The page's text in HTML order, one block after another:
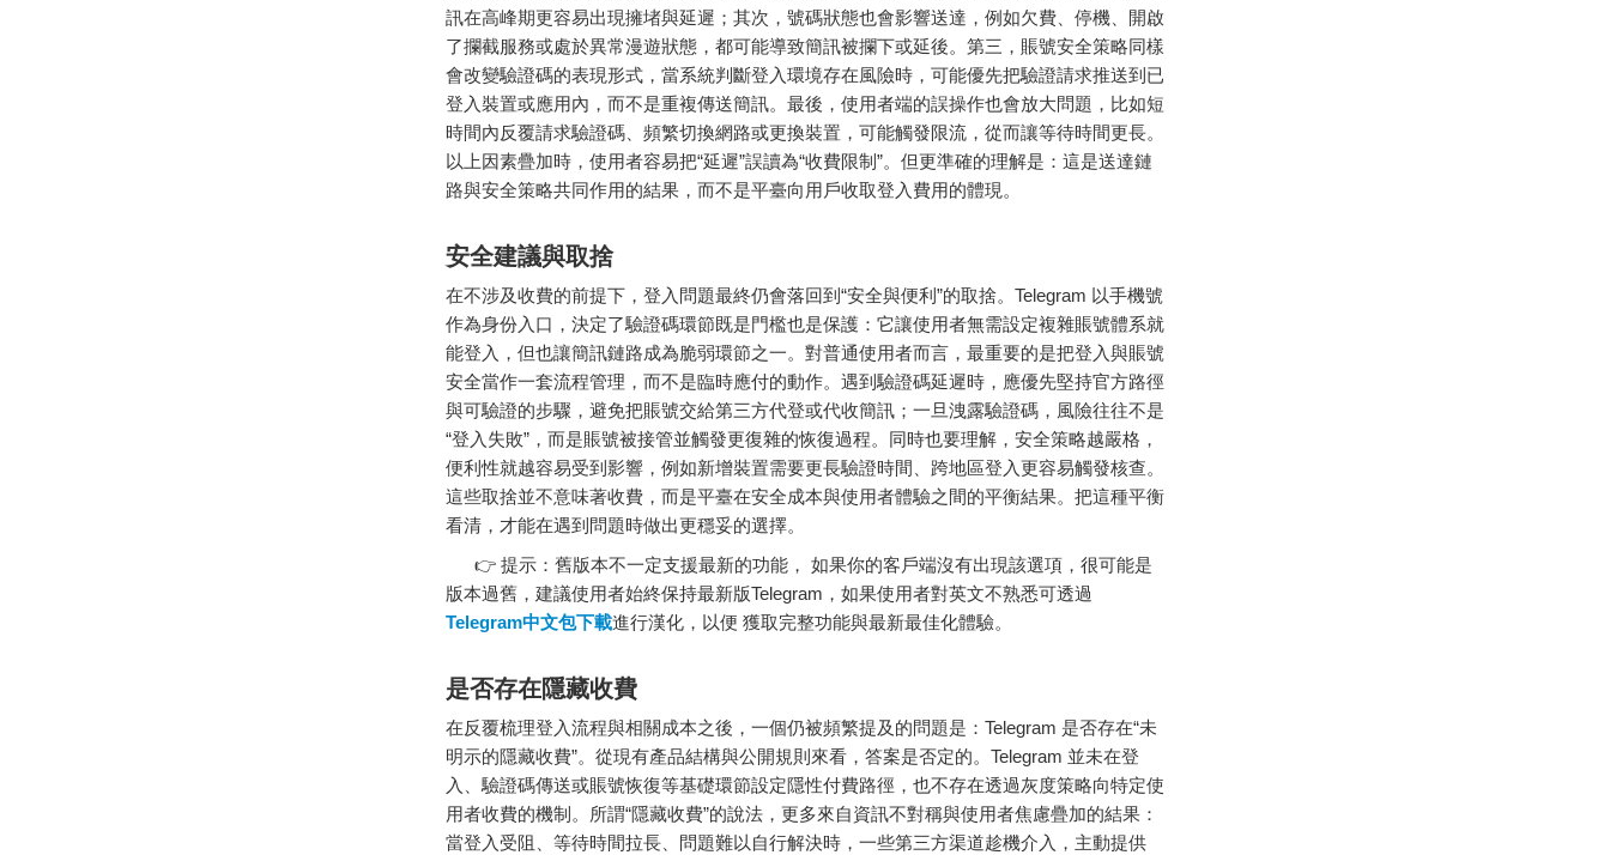
訊在高峰期更容易出現擁堵與延遲；其次，號碼狀態也會影響送達，例如欠費、停機、開啟
了攔截服務或處於異常漫遊狀態，都可能導致簡訊被攔下或延後。第三，賬號安全策略同樣
會改變驗證碼的表現形式，當系統判斷登入環境存在風險時，可能優先把驗證請求推送到已
登入裝置或應用內，而不是重複傳送簡訊。最後，使用者端的誤操作也會放大問題，比如短
時間內反覆請求驗證碼、頻繁切換網路或更換裝置，可能觸發限流，從而讓等待時間更長。
以上因素疊加時，使用者容易把“延遲”誤讀為“收費限制”。但更準確的理解是：這是送達鏈
路與安全策略共同作用的結果，而不是平臺向用戶收取登入費用的體現。
安全建議與取捨
在不涉及收費的前提下，登入問題最終仍會落回到“安全與便利”的取捨。Telegram 以手機號
作為身份入口，決定了驗證碼環節既是門檻也是保護：它讓使用者無需設定複雜賬號體系就
能登入，但也讓簡訊鏈路成為脆弱環節之一。對普通使用者而言，最重要的是把登入與賬號
安全當作一套流程管理，而不是臨時應付的動作。遇到驗證碼延遲時，應優先堅持官方路徑
與可驗證的步驟，避免把賬號交給第三方代登或代收簡訊；一旦洩露驗證碼，風險往往不是
“登入失敗”，而是賬號被接管並觸發更復雜的恢復過程。同時也要理解，安全策略越嚴格，
便利性就越容易受到影響，例如新增裝置需要更長驗證時間、跨地區登入更容易觸發核查。
這些取捨並不意味著收費，而是平臺在安全成本與使用者體驗之間的平衡結果。把這種平衡
看清，才能在遇到問題時做出更穩妥的選擇。
👉 提示：舊版本不一定支援最新的功能， 如果你的客戶端沒有出現該選項，很可能是
版本過舊，建議使用者始終保持最新版Telegram，如果使用者對英文不熟悉可透過
Telegram中文包下載進行漢化，以便 獲取完整功能與最新最佳化體驗。
是否存在隱藏收費
在反覆梳理登入流程與相關成本之後，一個仍被頻繁提及的問題是：Telegram 是否存在“未
明示的隱藏收費”。從現有產品結構與公開規則來看，答案是否定的。Telegram 並未在登
入、驗證碼傳送或賬號恢復等基礎環節設定隱性付費路徑，也不存在透過灰度策略向特定使
用者收費的機制。所謂“隱藏收費”的說法，更多來自資訊不對稱與使用者焦慮疊加的結果：
當登入受阻、等待時間拉長、問題難以自行解決時，一些第三方渠道趁機介入，主動提供